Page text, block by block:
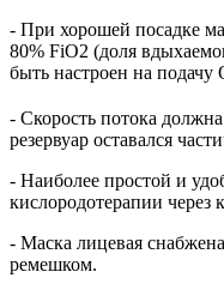
- При хорошей посадке
80% FiO2 (доля
быть настроен на подачу
- Скорость потока
резервуар оставался
- Наиболее простой и
кислородотерапии через
- Маска лицевая
ремешком.